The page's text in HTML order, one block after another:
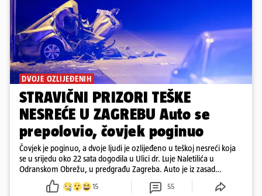
DVOJE OZLIJEĐENIH
STRAVIČNI PRIZORI TEŠKE
NESREĆE U ZAGREBU Auto se
prepolovio, čovjek poginuo
Čovjek je poginuo, a dvoje ljudi je ozlijeđeno u teškoj nesreći koja
se u srijedu oko 22 sata dogodila u Ulici dr. Luje Naletilića u
Odranskom Obrežu, u predgrađu Zagreba. Auto je iz zasad
neutvrđenih razloga sletio s kolnika, a od siline udara vozilo se
prepolovilo.
15 55